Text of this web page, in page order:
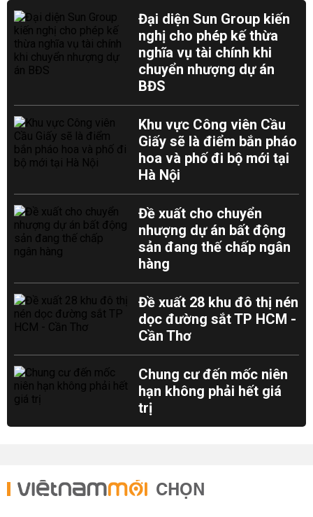
Đại diện Sun Group kiến
nghị cho phép kế thừa
nghĩa vụ tài chính khi
chuyển nhượng dự án
BĐS
Khu vực Công viên Cầu
Giấy sẽ là điểm bắn pháo
hoa và phố đi bộ mới tại
Hà Nội
Đề xuất cho chuyển
nhượng dự án bất động
sản đang thế chấp ngân
hàng
Đề xuất 28 khu đô thị nén
dọc đường sắt TP HCM -
Cần Thơ
Chung cư đến mốc niên
hạn không phải hết giá
trị
CHỌN